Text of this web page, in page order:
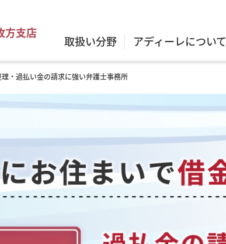
方支店
取扱い分野 アディーレについて
理・過払い金の請求に強い弁護士事務所